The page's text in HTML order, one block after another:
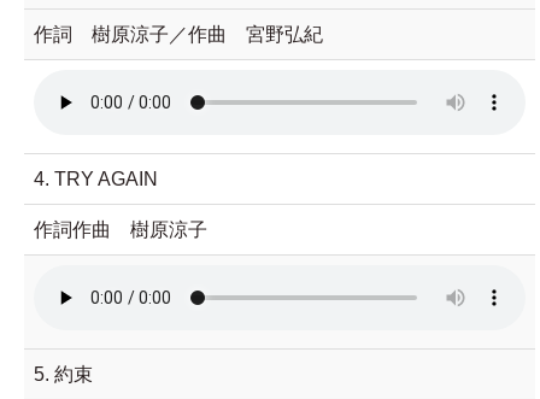
作詞 樹原涼子／作曲 宮野弘紀
4. TRY AGAIN
作詞作曲 樹原涼子
5. 約束